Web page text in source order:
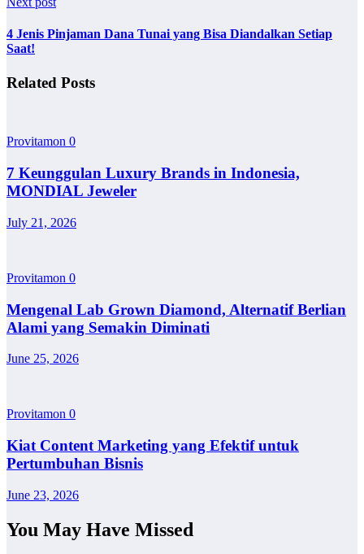
4 Jenis Pinjaman Dana Tunai yang Bisa Diandalkan Setiap
Saat!
Related Posts
Provitamon 0
7 Keunggulan Luxury Brands in Indonesia,
MONDIAL Jeweler
July 21, 2026
Provitamon 0
Mengenal Lab Grown Diamond, Alternatif Berlian
Alami yang Semakin Diminati
June 25, 2026
Provitamon 0
Kiat Content Marketing yang Efektif untuk
Pertumbuhan Bisnis
June 23, 2026
You May Have Missed